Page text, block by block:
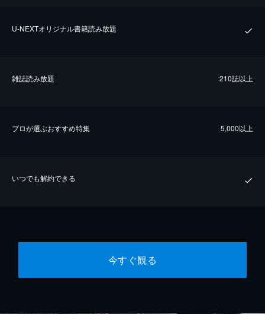
U-NEXTオリジナル書籍読み放題
雑誌読み放題 210誌以上
プロが選ぶおすすめ特集 5,000以上
いつでも解約できる
今すぐ観る